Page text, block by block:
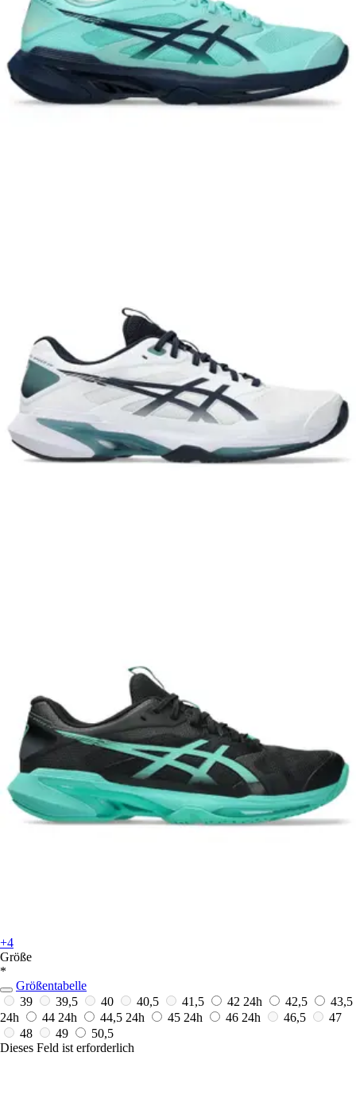
+4
Größe
*
Größentabelle
39
39,5 40 40,5 41,5 42 24h 42,5
43,5
24h
44 24h 44,5 24h 45 24h 46 24h 46,5
47
48
49
50,5
Dieses Feld ist erforderlich